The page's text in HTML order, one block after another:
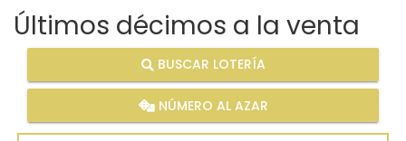
Últimos décimos a la venta
BUSCAR LOTERÍA
NÚMERO AL AZAR